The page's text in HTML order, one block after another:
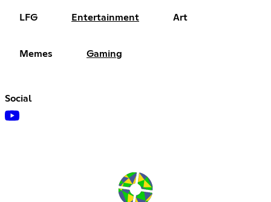
LFG Entertainment Art
Memes Gaming
Social